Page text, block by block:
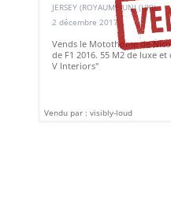
JERSEY (ROYAUME-UNI (UK))
2 décembre 2017
Vends le Motothome de
de F1 2016. 55 M2 de luxe
V Interiors"
Vendu par : visibly-loud